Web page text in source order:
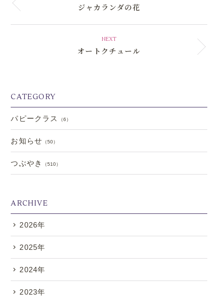
ジャカランダの花
NEXT
オートクチュール
CATEGORY
パピークラス （6）
お知らせ （50）
つぶやき （510）
ARCHIVE
2026年
2025年
2024年
2023年